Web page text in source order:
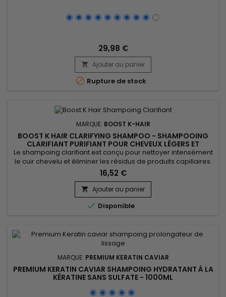
29,98 €
 Ajouter au panier
 Rupture de stock
MARQUE: BOOST K-HAIR
BOOST K HAIR CLARIFYING SHAMPOO - SHAMPOOING
CLARIFIANT PURIFIANT POUR CHEVEUX LÉGERS ET
BRILLANTS - 1000ML
Le shampoing clarifiant est conçu pour nettoyer intensément
le cuir chevelu et éliminer les résidus de produits capillaires.
Grâce à sa formule enrichie en Hydrolyzed Wheat Protein, il
purifie efficacement la fibre capillaire tout en contribuant à
renforcer la structure du cheveu. Boost K Hair Clarifying
Shampoo élimine l’excès de sébum, les...
16,52 €
 Ajouter au panier
 Disponible
MARQUE: PREMIUM KERATIN CAVIAR
PREMIUM KERATIN CAVIAR SHAMPOING HYDRATANT À LA
KÉRATINE SANS SULFATE - 1000ML